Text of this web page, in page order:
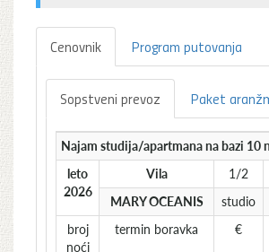
Cenovnik Program putovanja
Sopstveni prevoz Paket
Najam studija/apartmana na bazi 10
leto
2026
Vila 1/2
MARY OCEANIS
studio
broj
noći
termin boravka €